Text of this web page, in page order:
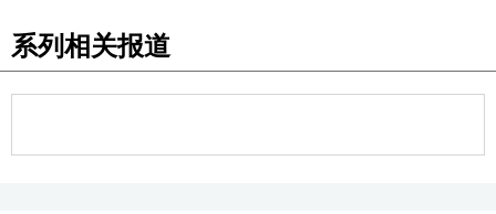
系列相关报道